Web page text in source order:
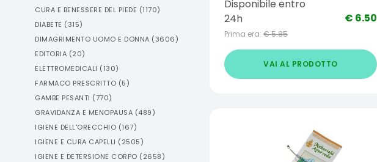
CURA E BENESSERE DEL PIEDE (1170)
DIABETE (315)
DIMAGRIMENTO UOMO E DONNA (3606)
EDITORIA (20)
ELETTROMEDICALI (130)
FARMACO PRESCRITTO (5)
GAMBE PESANTI (770)
GRAVIDANZA E MENOPAUSA (489)
IGIENE DELL'ORECCHIO (167)
IGIENE E CURA CAPELLI (2505)
IGIENE E DETERSIONE CORPO (2658)
Disponibile entro
24h
Prima era: €5.85
€ 6.50
VAI AL PRODOTTO